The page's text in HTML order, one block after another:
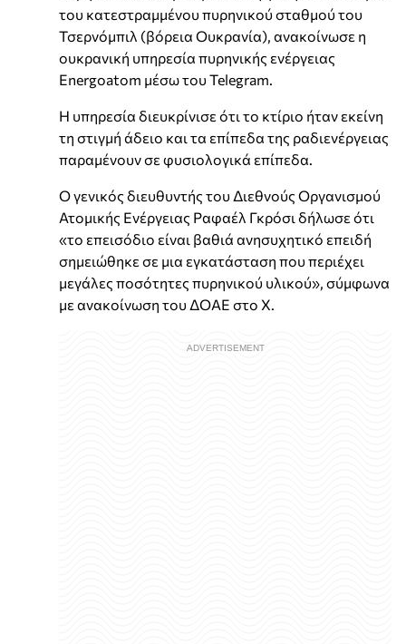
του κατεστραμμένου πυρηνικού σταθμού του
Τσερνόμπιλ (βόρεια Ουκρανία), ανακοίνωσε η
ουκρανική υπηρεσία πυρηνικής ενέργειας
Energoatom μέσω του Telegram.
Η υπηρεσία διευκρίνισε ότι το κτίριο ήταν εκείνη
τη στιγμή άδειο και τα επίπεδα της ραδιενέργειας
παραμένουν σε φυσιολογικά επίπεδα.
Ο γενικός διευθυντής του Διεθνούς Οργανισμού
Ατομικής Ενέργειας Ραφαέλ Γκρόσι δήλωσε ότι
«το επεισόδιο είναι βαθιά ανησυχητικό επειδή
σημειώθηκε σε μια εγκατάσταση που περιέχει
μεγάλες ποσότητες πυρηνικού υλικού», σύμφωνα
με ανακοίνωση του ΔΟΑΕ στο X.